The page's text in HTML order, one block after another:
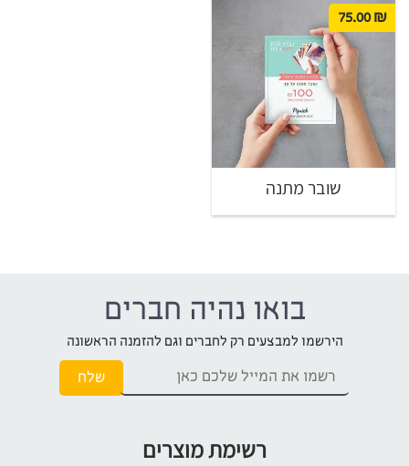
₪
75.00
שובר מתנה
בואו נהיה חברים
הירשמו למבצעים רק לחברים וגם להזמנה הראשונה
רשימת מוצרים